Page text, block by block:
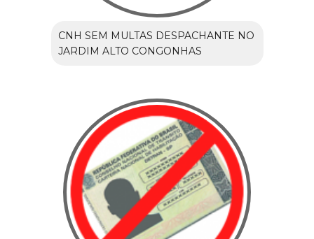
CNH SEM MULTAS DESPACHANTE NO
JARDIM ALTO CONGONHAS